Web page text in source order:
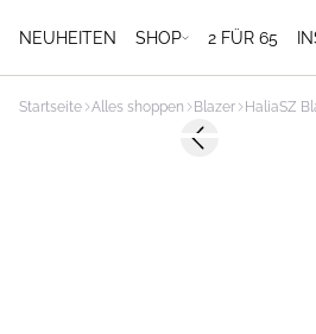
NEUHEITEN SHOP 2 FÜR 65
Startseite Alles shoppen Blazer HaliaSZ
-50%Previous slide